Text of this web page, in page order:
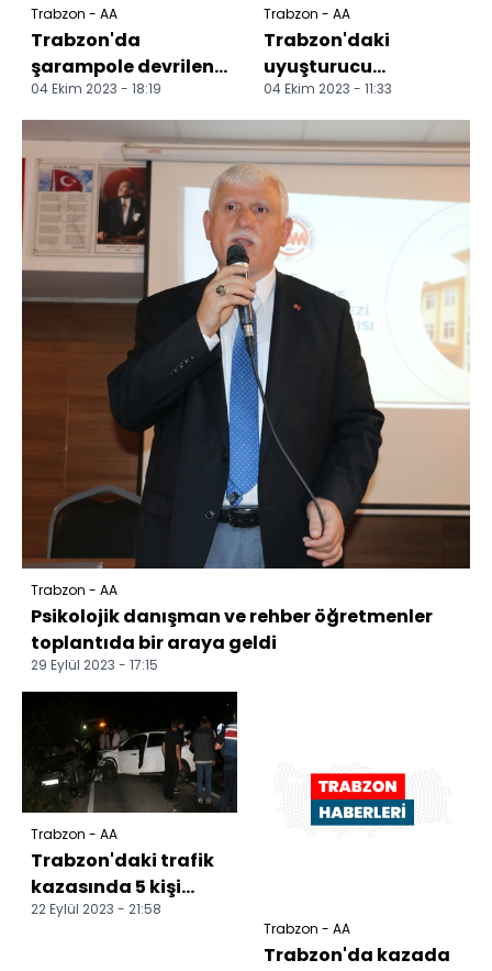
Trabzon - AA
Trabzon'da
şarampole devrilen
kamyonun sürücüsü
öldü
04 Ekim 2023 - 18:19
Trabzon - AA
Trabzon'daki
uyuşturucu
operasyonunda 4
kişi gözaltına alındı
04 Ekim 2023 - 11:33
Trabzon - AA
Psikolojik danışman ve rehber öğretmenler
toplantıda bir araya geldi
29 Eylül 2023 - 17:15
Trabzon - AA
Trabzon'daki trafik
kazasında 5 kişi
yaralandı
22 Eylül 2023 - 21:58
Trabzon - AA
Trabzon'da kazada